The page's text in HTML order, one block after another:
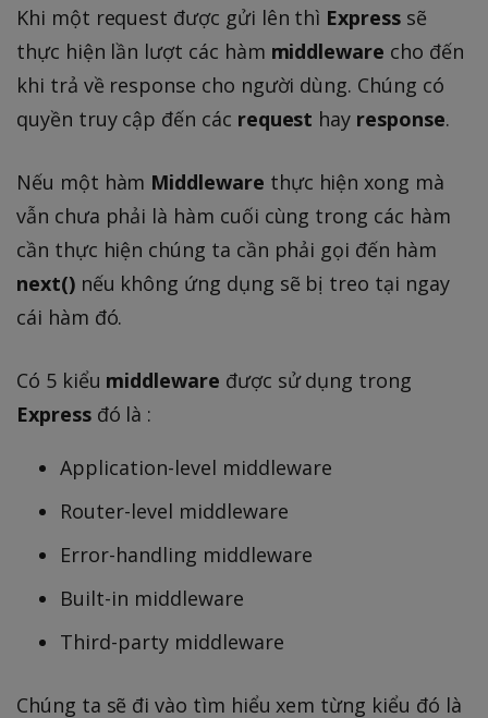
Khi một request được gửi lên thì Expresssẽ
thực hiện lần lượt các hàm middleware cho đến
khi trả về response cho người dùng. Chúng có
quyền truy cập đến các request hay response.
Nếu một hàm Middleware thực hiện xong mà
vẫn chưa phải là hàm cuối cùng trong các hàm
cần thực hiện chúng ta cần phải gọi đến hàm
next()nếu không ứng dụng sẽ bị treo tại ngay
cái hàm đó.
Có 5 kiểu middleware được sử dụng trong
Expressđó là :
Application-level middleware
Router-level middleware
Error-handling middleware
Built-in middleware
Third-party middleware
Chúng ta sẽ đi vào tìm hiểu xem từng kiểu đó là